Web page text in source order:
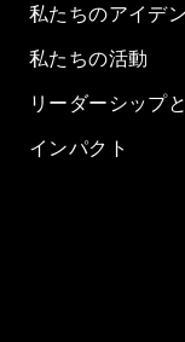
私たちのアイデ
私たちの活動
リーダーシップ
インパクト